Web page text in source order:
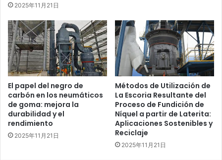
2025年11月21日
El papel del negro de
carbón en los neumáticos
de goma: mejora la
durabilidad y el
rendimiento
2025年11月21日
Métodos de Utilización de
La Escoria Resultante del
Proceso de Fundición de
Níquel a partir de Laterita:
Aplicaciones Sostenibles y
Reciclaje
2025年11月21日